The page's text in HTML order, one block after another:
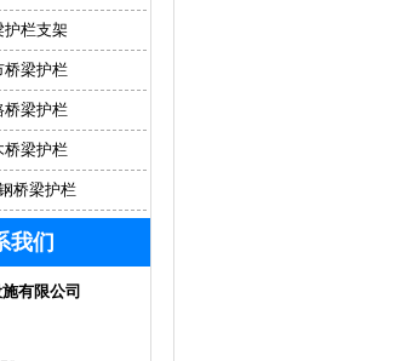
护栏支架
桥梁护栏
桥梁护栏
桥梁护栏
桥梁护栏
我们
有限公司